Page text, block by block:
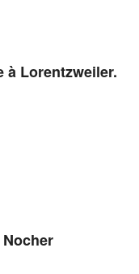
à Lorentzweiler.